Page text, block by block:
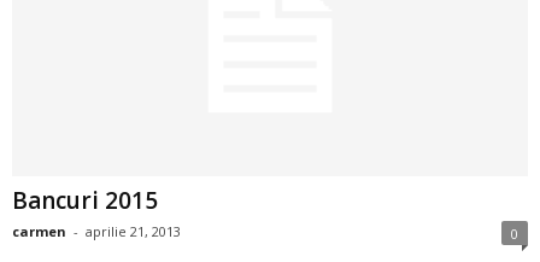
Bancuri 2015
carmen - aprilie 21, 2013 0